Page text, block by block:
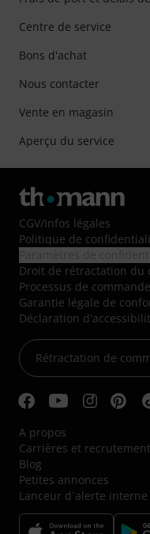
Centre de service
Bons d'achat
Nous contacter
Vente en magasin
Aperçu du service
CGV/Infos légales
Politique de
Droit de rétractation du
Processus de commande
Garantie légale de
Déclaration
Rétractation de
A propos
Carrières et recrutement
Blog
Petites annonces
Lanceur d´alerte interne